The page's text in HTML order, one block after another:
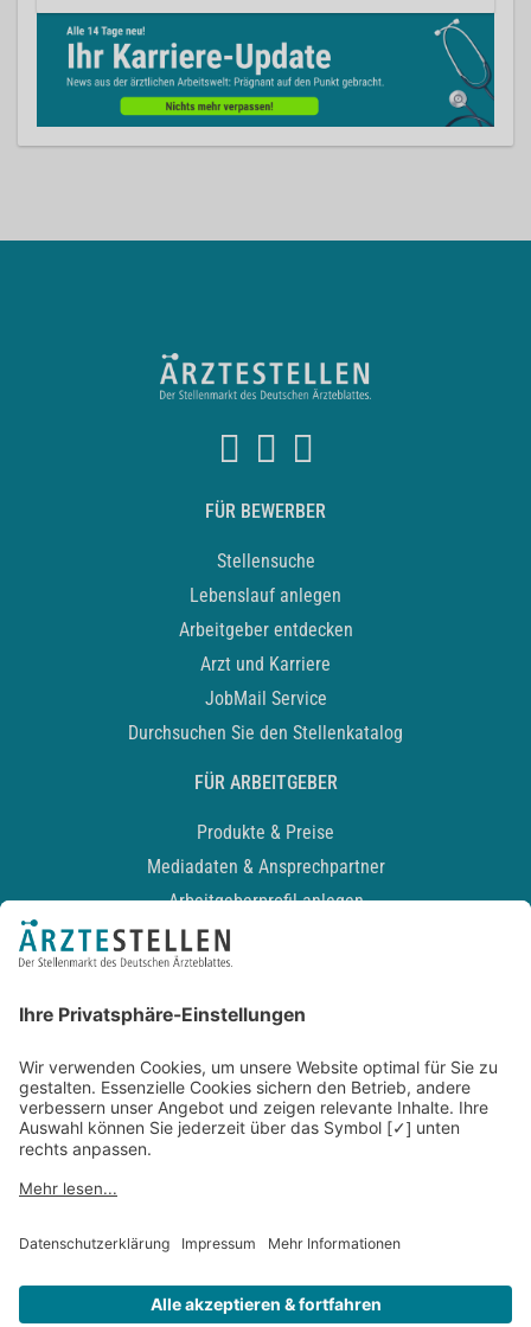
FÜR BEWERBER
Stellensuche
Lebenslauf anlegen
Arbeitgeber entdecken
Arzt und Karriere
JobMail Service
Durchsuchen Sie den Stellenkatalog
FÜR ARBEITGEBER
Produkte & Preise
Mediadaten & Ansprechpartner
Arbeitgeberprofil anlegen
Recruiting-Podcast
Kontakt
Datenschutz
Newsletter